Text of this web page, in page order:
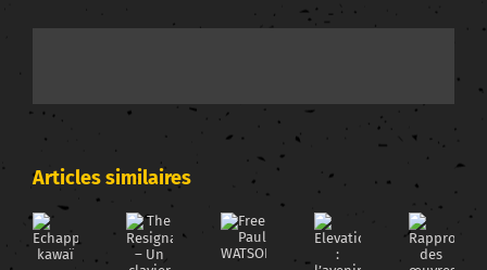
le
jours
de
Articles similaires